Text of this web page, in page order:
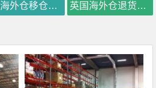
英国海外仓移仓换标 英国海外仓退货处理